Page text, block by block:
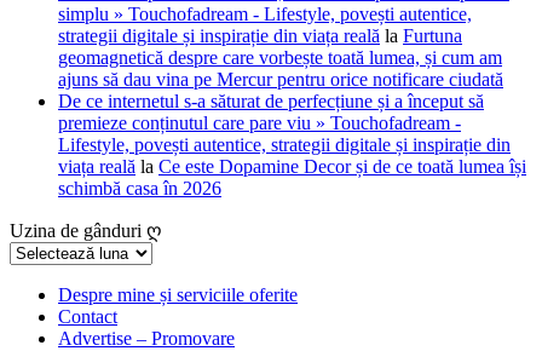
simplu » Touchofadream - Lifestyle, povești autentice,
strategii digitale și inspirație din viața reală la Furtuna
geomagnetică despre care vorbește toată lumea, și cum am
ajuns să dau vina pe Mercur pentru orice notificare ciudată
De ce internetul s-a săturat de perfecțiune și a început să
premieze conținutul care pare viu » Touchofadream -
Lifestyle, povești autentice, strategii digitale și inspirație din
viața reală la Ce este Dopamine Decor și de ce toată lumea își
schimbă casa în 2026
Uzina de gânduri ღ
Uzina
gânduriDespre mine și serviciile oferite
Contact
Advertise – Promovare